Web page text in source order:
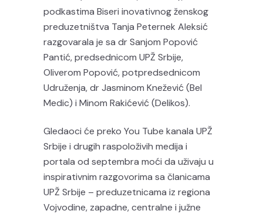
podkastima Biseri inovativnog ženskog
preduzetništva Tanja Peternek Aleksić
razgovarala je sa dr Sanjom Popović
Pantić, predsednicom UPŽ Srbije,
Oliverom Popović, potpredsednicom
Udruženja, dr Jasminom Knežević (Bel
Medic) i Minom Rakićević (Delikos).
Gledaoci će preko You Tube kanala UPŽ
Srbije i drugih raspoloživih medija i
portala od septembra moći da uživaju u
inspirativnim razgovorima sa članicama
UPŽ Srbije – preduzetnicama iz regiona
Vojvodine, zapadne, centralne i južne